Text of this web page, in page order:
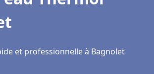
et professionnelle à Bagnolet